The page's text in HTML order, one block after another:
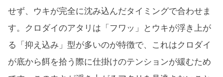
せず、ウキが完全に沈み込んだタイミングで合わせま
す。クロダイのアタリは「フワッ」とウキが浮き上が
る「抑え込み」型が多いのが特徴で、これはクロダイ
が底から餌を拾う際に仕掛けのテンションが緩むため